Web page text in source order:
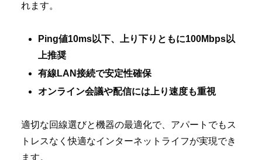
れます。
Ping値10ms以下、上り下りともに100Mbps以
上推奨
有線LAN接続で安定性確保
オンライン会議や配信には上り速度も重視
適切な回線選びと機器の最適化で、アパートでもス
トレスなく快適なインターネットライフが実現でき
ます。